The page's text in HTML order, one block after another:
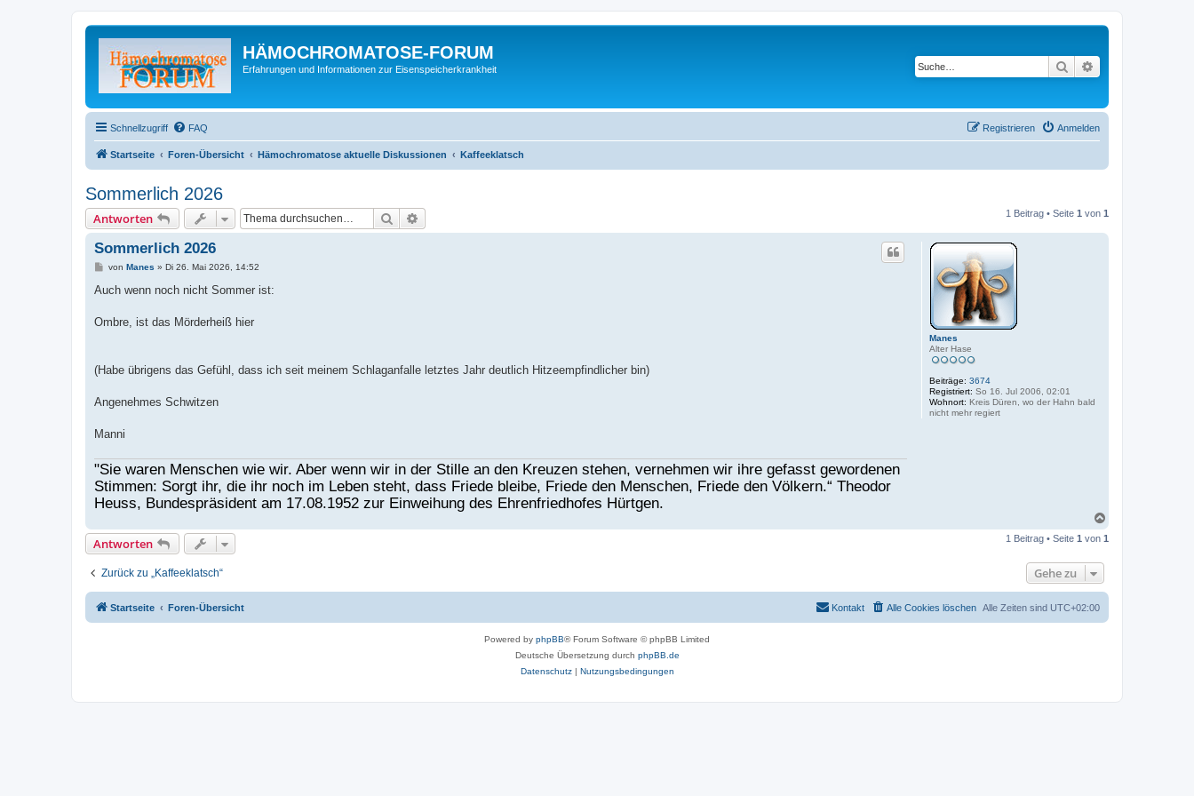
HÄMOCHROMATOSE-FORUM
Erfahrungen und Informationen zur Eisenspeicherkrankheit Suche
Schnellzugriff FAQ Anmelden
Registrieren
Startseite Foren-Übersicht Hämochromatose aktuelle Diskussionen Kaffeeklatsch
Sommerlich 2026
Antworten Suche 1 Beitrag • Seite 1 von 1
Manes
Alter Hase
Beiträge: 3674
Registriert: So 16. Jul 2006, 02:01
Wohnort: Kreis Düren, wo der Hahn bald
nicht mehr regiert
Sommerlich 2026
B
a
von Manes » Di 26. Mai 2026, 14:52
Auch wenn noch nicht Sommer ist:
Ombre, ist das Mörderheiß hier
(Habe übrigens das Gefühl, dass ich seit meinem Schlaganfalle letztes Jahr deutlich Hitzeempfindlicher bin)
Angenehmes Schwitzen
Manni
"Sie waren Menschen wie wir. Aber wenn wir in der Stille an den Kreuzen stehen, vernehmen wir ihre gefasst gewordenen
Stimmen: Sorgt ihr, die ihr noch im Leben steht, dass Friede bleibe, Friede den Menschen, Friede den Völkern.“ Theodor
Heuss, Bundespräsident am 17.08.1952 zur Einweihung des Ehrenfriedhofes Hürtgen.
c
Antworten 1 Beitrag • Seite 1 von 1
Zurück zu „Kaffeeklatsch“ Gehe zu
Startseite Foren-Übersicht Alle Zeiten sind UTC+02:00
Alle Cookies löschen
Kontakt
Powered by phpBB® Forum Software © phpBB Limited
Deutsche Übersetzung durch phpBB.de
Datenschutz| Nutzungsbedingungen